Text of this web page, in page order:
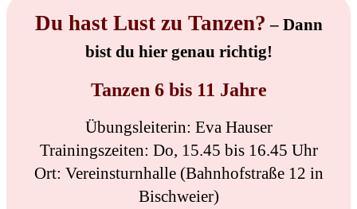
Du hast Lust zu Tanzen? – Dann
bist du hier genau richtig!
Tanzen 6 bis 11 Jahre
Übungsleiterin: Eva Hauser
Trainingszeiten: Do, 15.45 bis 16.45 Uhr
Ort: Vereinsturnhalle (Bahnhofstraße 12 in
Bischweier)